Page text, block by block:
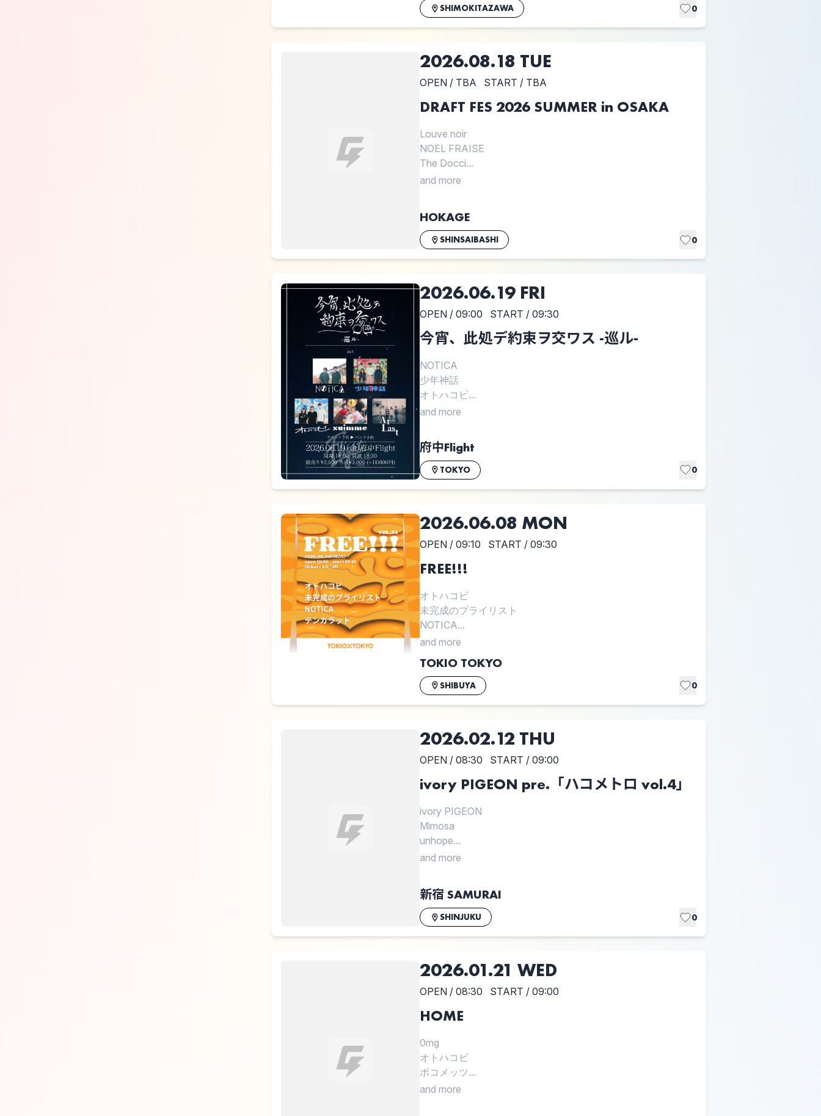
SHIMOKITAZAWA 0
2026.08.18 TUE
OPEN / TBA START / TBA
DRAFT FES 2026 SUMMER in OSAKA
Louve noir
NOEL FRAISE
The Docci...
and more
HOKAGE
SHINSAIBASHI 0
2026.06.19 FRI
OPEN / 09:00 START / 09:30
今宵、此処デ約束ヲ交ワス -巡ル-
NOTICA
少年神話
オトハコビ...
and more
府中Flight
TOKYO 0
2026.06.08 MON
OPEN / 09:10 START / 09:30
FREE!!!
オトハコビ
未完成のプライリスト
NOTICA...
and more
TOKIO TOKYO
SHIBUYA 0
2026.02.12 THU
OPEN / 08:30 START / 09:00
ivory PIGEON pre.「ハコメトロ vol.4」
ivory PIGEON
Mimosa
unhope...
and more
新宿 SAMURAI
SHINJUKU 0
2026.01.21 WED
OPEN / 08:30 START / 09:00
HOME
0mg
オトハコビ
ポコメッツ...
and more